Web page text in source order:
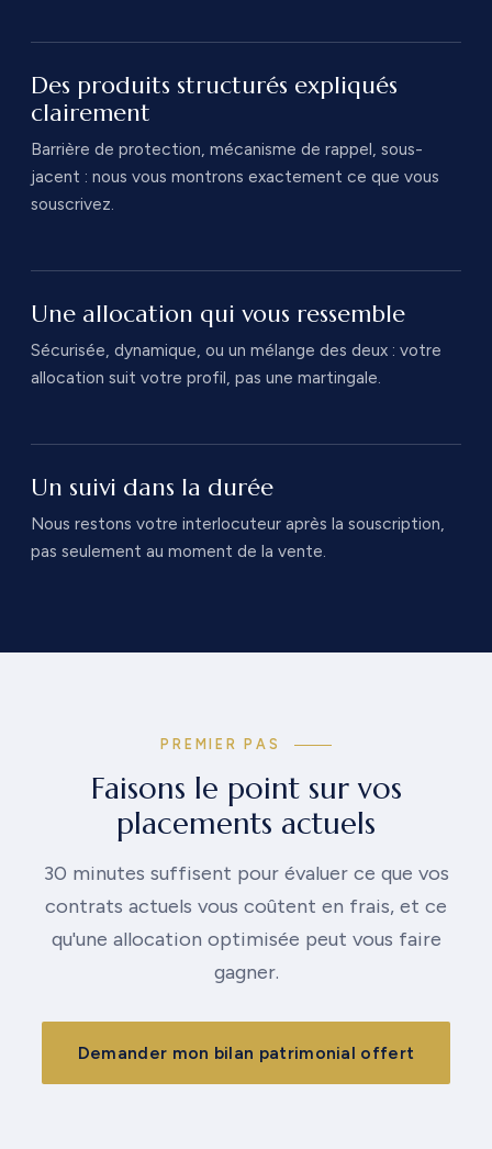
Des produits structurés expliqués
clairement
Barrière de protection, mécanisme de rappel, sous-
jacent : nous vous montrons exactement ce que vous
souscrivez.
Une allocation qui vous ressemble
Sécurisée, dynamique, ou un mélange des deux : votre
allocation suit votre profil, pas une martingale.
Un suivi dans la durée
Nous restons votre interlocuteur après la souscription,
pas seulement au moment de la vente.
PREMIER PAS
Faisons le point sur vos
placements actuels
30 minutes suffisent pour évaluer ce que vos
contrats actuels vous coûtent en frais, et ce
qu'une allocation optimisée peut vous faire
gagner.
Demander mon bilan patrimonial offert